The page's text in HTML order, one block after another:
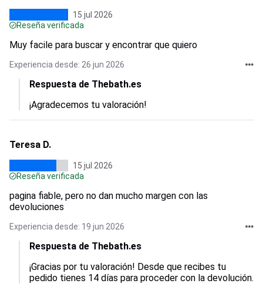
15 jul 2026
Reseña verificada
Muy facile para buscar y encontrar que quiero
Experiencia desde: 26 jun 2026
Respuesta de Thebath.es
¡Agradecemos tu valoración!
Teresa D.
15 jul 2026
Reseña verificada
pagina fiable, pero no dan mucho margen con las
devoluciones
Experiencia desde: 19 jun 2026
Respuesta de Thebath.es
¡Gracias por tu valoración! Desde que recibes tu
pedido tienes 14 días para proceder con la devolución.